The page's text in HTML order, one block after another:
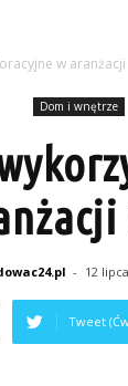
w
Dom i wnętrze
- 12
Tweet